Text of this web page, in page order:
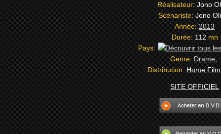
Réalisateur:Jono
Scénariste:Jono
Année:2013
Durée:112mn
Pays:
Genre:Drame,
Distribution:Home
SITE OFFICIEL